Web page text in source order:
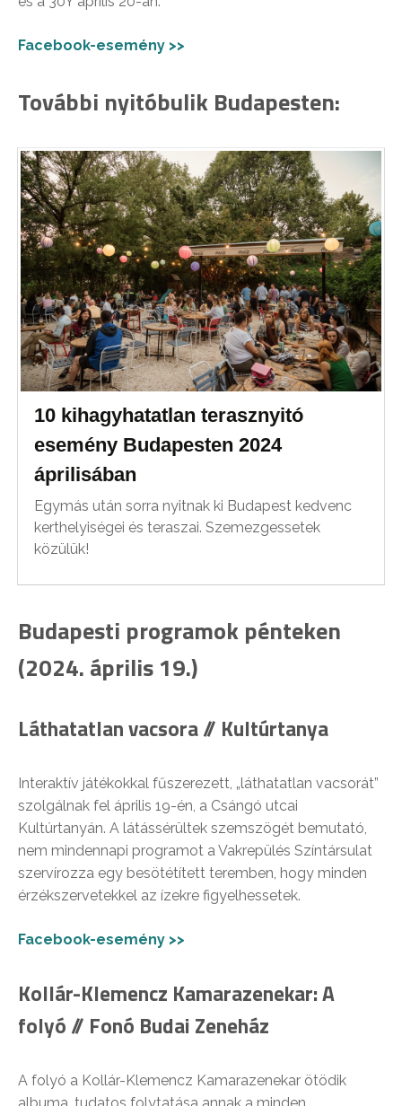
Facebook-esemény >>
További nyitóbulik Budapesten:
10 kihagyhatatlan terasznyitó
esemény Budapesten 2024
áprilisában
Egymás után sorra nyitnak ki Budapest kedvenc
kerthelyiségei és teraszai. Szemezgessetek
közülük!
Budapesti programok pénteken
(2024. április 19.)
Láthatatlan vacsora // Kultúrtanya
Interaktív játékokkal fűszerezett, „láthatatlan vacsorát”
szolgálnak fel április 19-én, a Csángó utcai
Kultúrtanyán. A látássérültek szemszögét bemutató,
nem mindennapi programot a Vakrepülés Színtársulat
szervírozza egy besötétített teremben, hogy minden
érzékszervetekkel az ízekre figyelhessetek.
Facebook-esemény >>
Kollár-Klemencz Kamarazenekar: A
folyó // Fonó Budai Zeneház
A folyó a Kollár-Klemencz Kamarazenekar ötödik